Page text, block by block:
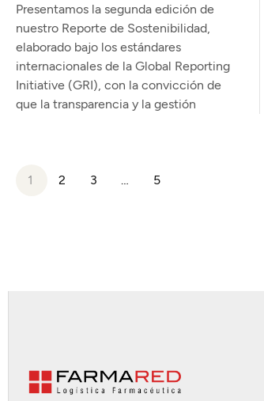
Presentamos la segunda edición de
nuestro Reporte de Sostenibilidad,
elaborado bajo los estándares
internacionales de la Global Reporting
Initiative (GRI), con la convicción de
que la transparencia y la gestión
1 2 3 … 5